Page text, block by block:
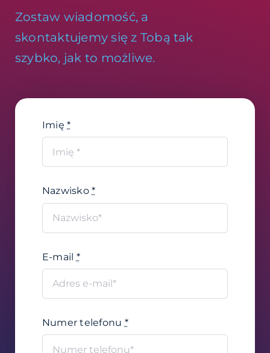
Zostaw wiadomość, a
skontaktujemy się z Tobą tak
szybko, jak to możliwe.
Imię*
Nazwisko*
E-mail *
Numer telefonu *